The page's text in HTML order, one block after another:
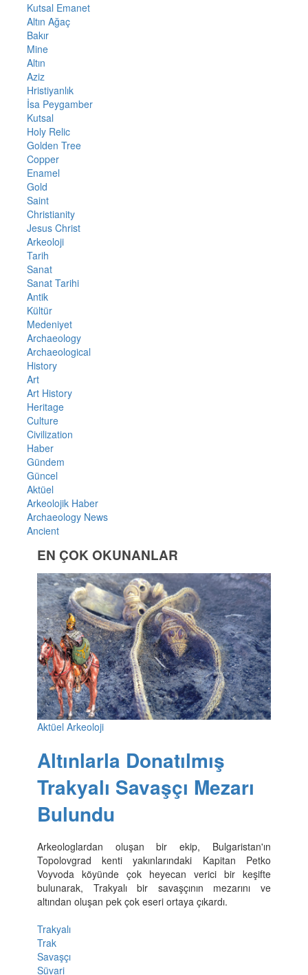
Kutsal Emanet
Altın Ağaç
Bakır
Mine
Altın
Aziz
Hristiyanlık
İsa Peygamber
Kutsal
Holy Relic
Golden Tree
Copper
Enamel
Gold
Saint
Christianity
Jesus Christ
Arkeoloji
Tarih
Sanat
Sanat Tarihi
Antik
Kültür
Medeniyet
Archaeology
Archaeological
History
Art
Art History
Heritage
Culture
Civilization
Haber
Gündem
Güncel
Aktüel
Arkeolojik Haber
Archaeology News
Ancient
EN ÇOK OKUNANLAR
Aktüel Arkeoloji
Altınlarla Donatılmış
Trakyalı Savaşçı Mezarı
Bulundu
Arkeologlardan oluşan bir ekip, Bulgaristan'ın
Topolovgrad kenti yakınlarındaki Kapitan Petko
Voyvoda köyünde çok heyecan verici bir keşifte
bulunarak, Trakyalı bir savaşçının mezarını ve
altından oluşan pek çok eseri ortaya çıkardı.
Trakyalı
Trak
Savaşçı
Süvari